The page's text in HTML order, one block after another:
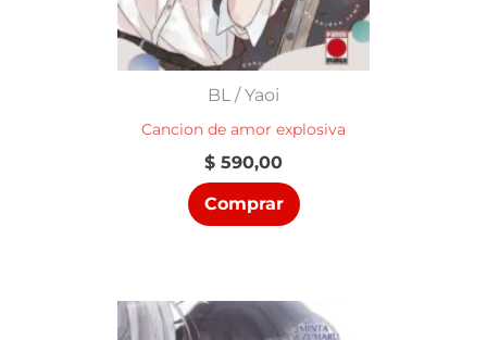
BL / Yaoi
Cancion de amor explosiva
$ 590,00
Comprar